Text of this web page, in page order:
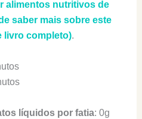
alimentos nutritivos de
saber mais sobre este
livro completo).
líquidos por fatia: 0g